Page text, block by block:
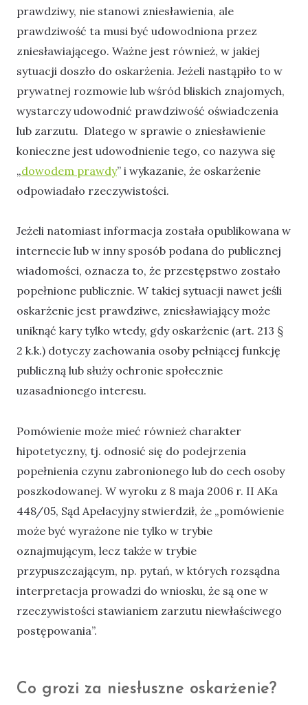
prawdziwy, nie stanowi zniesławienia, ale
prawdziwość ta musi być udowodniona przez
zniesławiającego. Ważne jest również, w jakiej
sytuacji doszło do oskarżenia. Jeżeli nastąpiło to w
prywatnej rozmowie lub wśród bliskich znajomych,
wystarczy udowodnić prawdziwość oświadczenia
lub zarzutu. Dlatego w sprawie o zniesławienie
konieczne jest udowodnienie tego, co nazywa się
„dowodem prawdy” i wykazanie, że oskarżenie
odpowiadało rzeczywistości.
Jeżeli natomiast informacja została opublikowana w
internecie lub w inny sposób podana do publicznej
wiadomości, oznacza to, że przestępstwo zostało
popełnione publicznie. W takiej sytuacji nawet jeśli
oskarżenie jest prawdziwe, zniesławiający może
uniknąć kary tylko wtedy, gdy oskarżenie (art. 213 §
2 k.k.) dotyczy zachowania osoby pełniącej funkcję
publiczną lub służy ochronie społecznie
uzasadnionego interesu.
Pomówienie może mieć również charakter
hipotetyczny, tj. odnosić się do podejrzenia
popełnienia czynu zabronionego lub do cech osoby
poszkodowanej. W wyroku z 8 maja 2006 r. II AKa
448/05, Sąd Apelacyjny stwierdził, że „pomówienie
może być wyrażone nie tylko w trybie
oznajmującym, lecz także w trybie
przypuszczającym, np. pytań, w których rozsądna
interpretacja prowadzi do wniosku, że są one w
rzeczywistości stawianiem zarzutu niewłaściwego
postępowania”.
Co grozi za niesłuszne oskarżenie?